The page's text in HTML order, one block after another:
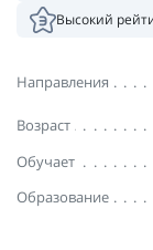
Высокий
Направления
Возраст
Обучает
Образование